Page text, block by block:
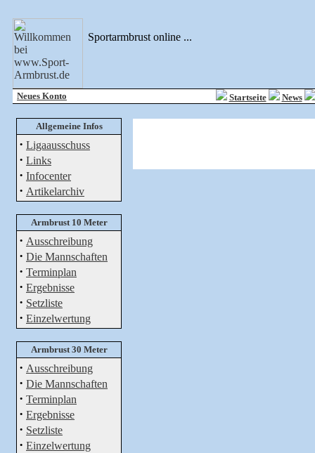
Sportarmbrust online ...
Neues Konto Startseite News
Allgemeine Infos
· Ligaausschuss
· Links
· Infocenter
· Artikelarchiv
Armbrust 10 Meter
· Ausschreibung
· Die Mannschaften
· Terminplan
· Ergebnisse
· Setzliste
· Einzelwertung
Armbrust 30 Meter
· Ausschreibung
· Die Mannschaften
· Terminplan
· Ergebnisse
· Setzliste
· Einzelwertung